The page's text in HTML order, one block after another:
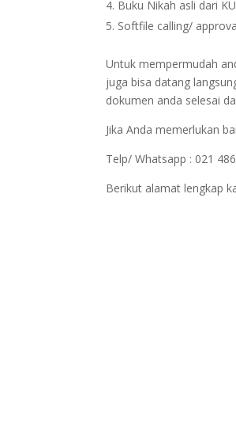
Buku Nikah asli dari
Softfile calling/
Untuk mempermudah
juga bisa datang
dokumen anda selesai
Jika Anda memerlukan
Telp/ Whatsapp : 021
Berikut alamat lengkap